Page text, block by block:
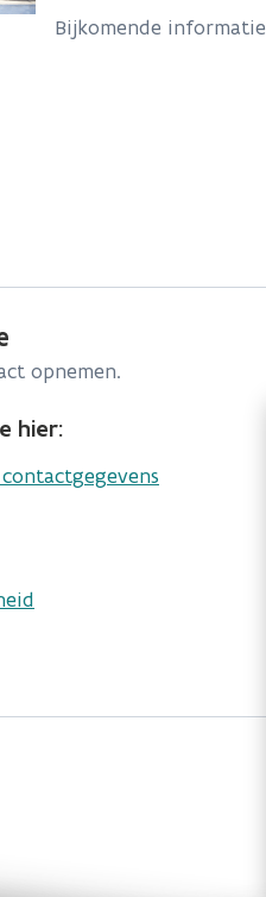
Bijkomende
opnemen.
hier: